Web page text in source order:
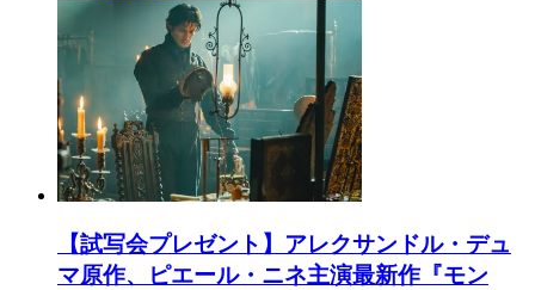
【試写会プレゼント】アレクサンドル・デュ
マ原作、ピエール・ニネ主演最新作『モン